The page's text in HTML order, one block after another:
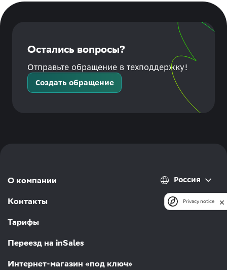
Остались вопросы?
Отправьте обращение в техподдержку!
Создать обращение
О компании
Контакты
Тарифы
Переезд на inSales
Интернет-магазин «под ключ»
Россия
Privacy notice